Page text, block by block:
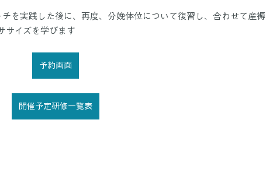
を実践した後に、再度、分娩体位について復習し、合わせて産褥
サイズを学びます
予約画面
開催予定研修一覧表